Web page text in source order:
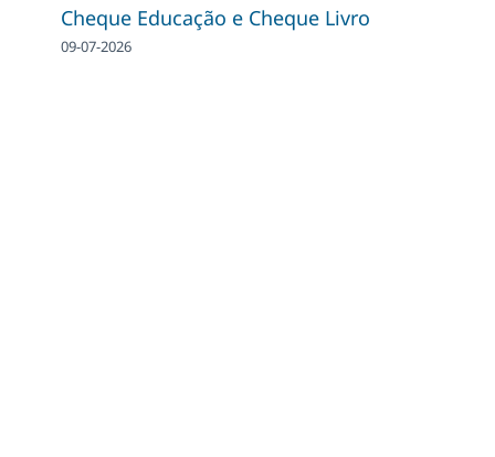
Cheque Educação e Cheque Livro
09-07-2026